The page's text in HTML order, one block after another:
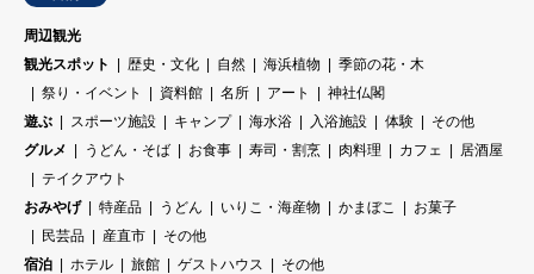
周辺観光
観光スポット
歴史・文化 自然 海浜植物
季節の花・木
祭り・イベント
資料館 名所 アート
神社仏閣
遊ぶ
スポーツ施設 キャンプ 海水浴 入浴施設 体験
その他
グルメ
うどん・そば お食事 寿司・割烹 肉料理 カフェ
居酒屋
テイクアウト
おみやげ
特産品 うどん いりこ・海産物 かまぼこ
お菓子
民芸品
産直市
その他
宿泊
ホテル 旅館 ゲストハウス
その他